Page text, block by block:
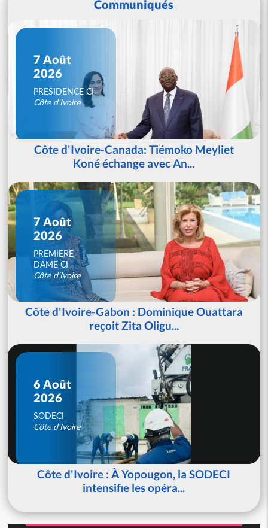
Communiqués
7 Août
2026
PRESIDENCE CI
Côte d'Ivoire
Côte d'Ivoire-Canada: Tiémoko Meyliet
Koné échange avec An...
7 Août
2026
PREMIERE
DAME CI
Côte d'Ivoire
Côte d'Ivoire-Gabon : Dominique Ouattara
reçoit Zita Oligu...
6 Août
2026
SODECI
Côte d'Ivoire
Côte d'Ivoire : À Yopougon, la SODECI
intensifie les opéra...